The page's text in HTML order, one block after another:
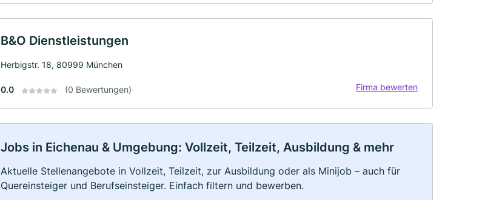
B&O Dienstleistungen
Herbigstr. 18, 80999 München
0.0 (0 Bewertungen) Firma bewerten
Jobs in Eichenau & Umgebung: Vollzeit, Teilzeit, Ausbildung & mehr
Aktuelle Stellenangebote in Vollzeit, Teilzeit, zur Ausbildung oder als Minijob – auch für
Quereinsteiger und Berufseinsteiger. Einfach filtern und bewerben.